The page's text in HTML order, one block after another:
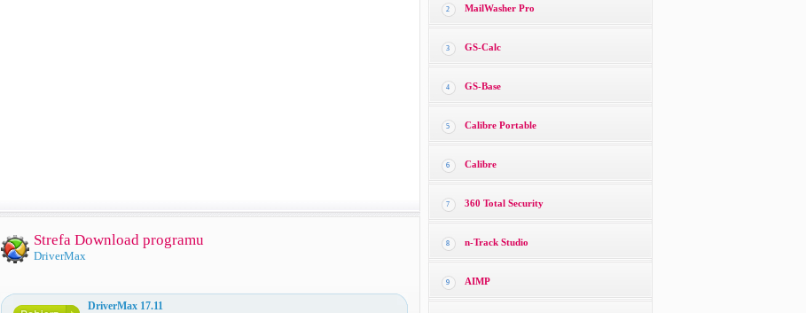
Strefa Download programu
DriverMax
DriverMax 17.11
2 MailWasher Pro
3 GS-Calc
4 GS-Base
5 Calibre Portable
6 Calibre
7 360 Total Security
8 n-Track Studio
9 AIMP